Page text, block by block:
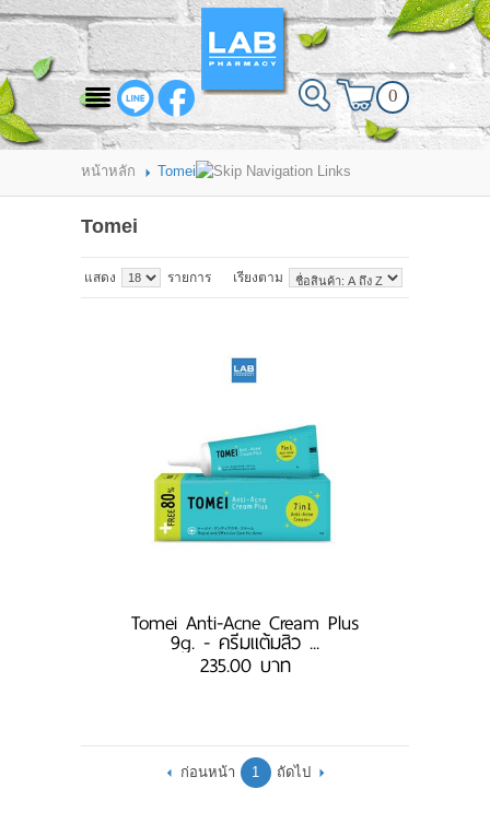
สินค้าที่สนใจ
HOME
ABOUT LAB PHARMACY
PRODUCT
BRANDS
0
หน้าหลัก Tomei
Tomei
เรียงตาม
แสดง รายการ
Tomei Anti-Acne Cream Plus
9g. - ครีมแต้มสิว ...
235.00 บาท
ก่อนหน้า 1 ถัดไป